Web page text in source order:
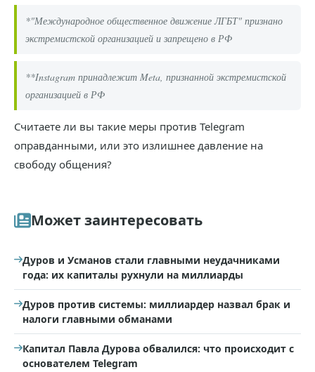
*"Международное общественное движение ЛГБТ" признано
экстремистской организацией и запрещено в РФ
**Instagram принадлежит Meta, признанной экстремистской
организацией в РФ
Считаете ли вы такие меры против Telegram
оправданными, или это излишнее давление на
свободу общения?
Может заинтересовать
Дуров и Усманов стали главными неудачниками
года: их капиталы рухнули на миллиарды
Дуров против системы: миллиардер назвал брак и
налоги главными обманами
Капитал Павла Дурова обвалился: что происходит с
основателем Telegram